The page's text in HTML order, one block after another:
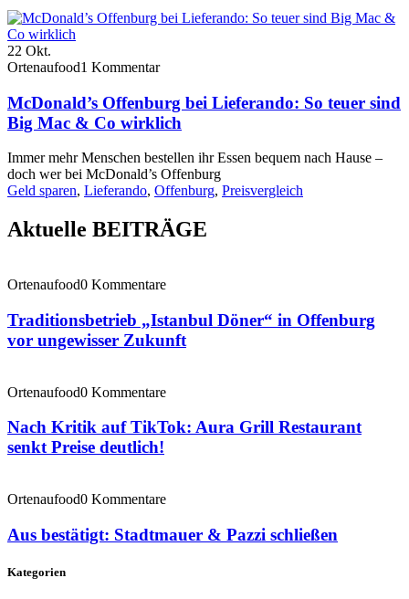
22 Okt.
Ortenaufood1 Kommentar
McDonald’s Offenburg bei Lieferando: So teuer sind
Big Mac & Co wirklich
Immer mehr Menschen bestellen ihr Essen bequem nach Hause –
doch wer bei McDonald’s Offenburg
Geld sparen, Lieferando, Offenburg, Preisvergleich
Aktuelle BEITRÄGE
Ortenaufood0 Kommentare
Traditionsbetrieb „Istanbul Döner“ in Offenburg
vor ungewisser Zukunft
Ortenaufood0 Kommentare
Nach Kritik auf TikTok: Aura Grill Restaurant
senkt Preise deutlich!
Ortenaufood0 Kommentare
Aus bestätigt: Stadtmauer & Pazzi schließen
Kategorien